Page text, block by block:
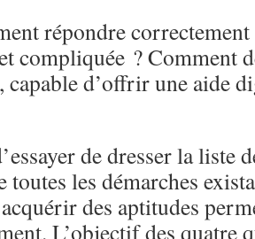
répondre correctement
compliquée ? Comment
capable d’offrir une aide
de dresser la liste
toutes les démarches
des aptitudes
L’objectif des quatre